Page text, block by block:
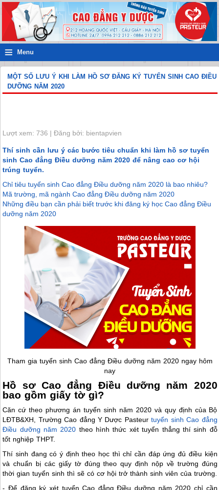
≡ Menu
MỘT SỐ LƯU Ý KHI LÀM HỒ SƠ ĐĂNG KÝ TUYỂN SINH CAO ĐIỀU
DƯỠNG NĂM 2020
Lượt xem: 736 | Đăng bởi: bientapvien
Thí sinh cần lưu ý các bước tiêu chuẩn khi làm hồ sơ tuyển
sinh Cao đẳng Điều dưỡng năm 2020 để nâng cao cơ hội
trúng tuyển.
Chỉ tiêu tuyển sinh Cao đẳng Điều dưỡng năm 2020 là bao nhiêu?
Mã trường, mã ngành Cao đẳng Điều dưỡng năm 2020
Những điều bạn cần phải biết trước khi đăng ký học Cao đẳng Điều
dưỡng năm 2020
Tham gia tuyển sinh Cao đẳng Điều dưỡng năm 2020 ngay hôm
nay
Hồ sơ Cao đẳng Điều dưỡng năm 2020
bao gồm giấy tờ gì?
Căn cứ theo phương án tuyển sinh năm 2020 và quy định của Bộ
LĐTB&XH, Trường Cao đẳng Y Dược Pasteurtuyển sinh Cao đẳng
Điều dưỡng năm 2020 theo hình thức xét tuyển thẳng thí sinh đỗ
tốt nghiệp THPT.
Thí sinh đang có ý định theo học thì chỉ cần đáp ứng đủ điều kiện
và chuẩn bị các giấy tờ đúng theo quy định nộp về trường đúng
thời gian tuyển sinh thì sẽ có cơ hội trở thành sinh viên của trường.
- Để đăng ký xét tuyển Cao đẳng Điều dưỡng năm 2020 chỉ cần